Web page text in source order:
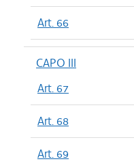
Art. 66
CAPO III
Art. 67
Art. 68
Art. 69